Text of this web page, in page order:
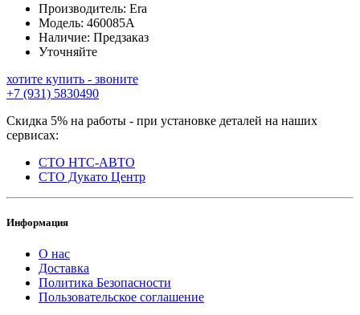
Производитель: Era
Модель: 460085A
Наличие: Предзаказ
Уточняйте
хотите купить - звоните
+7 (931) 5830490
Скидка 5% на работы - при установке деталей на наших
сервисах:
СТО НТС-АВТО
СТО Дукато Центр
Информация
О нас
Доставка
Политика Безопасности
Пользовательское соглашение